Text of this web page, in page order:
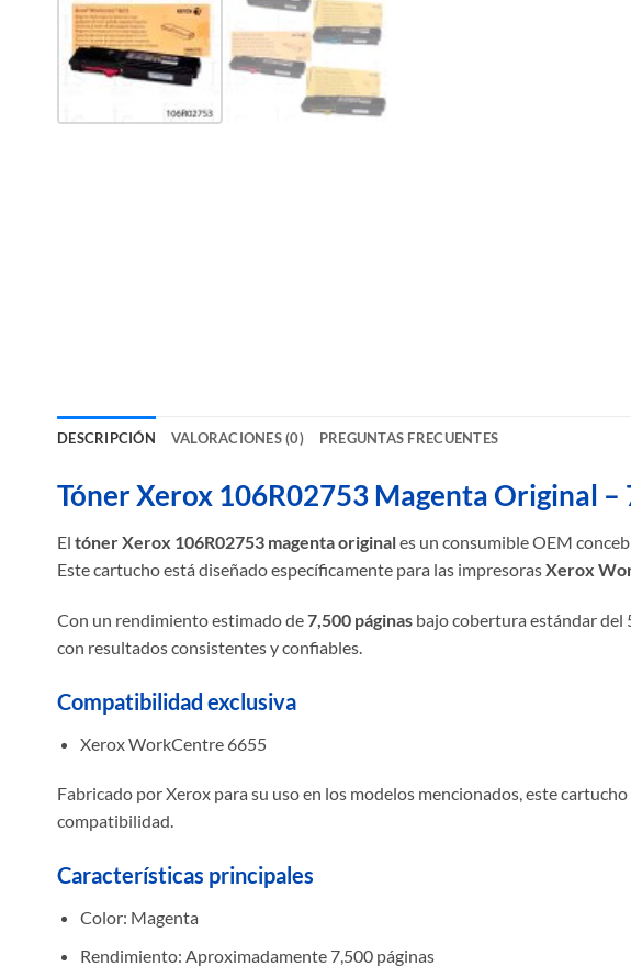
DESCRIPCIÓN VALORACIONES (0) PREGUNTAS FRECUENTES
Tóner Xerox 106R02753 Magenta Original –
El tóner Xerox 106R02753 magenta originales un consumible OEM
Este cartucho está diseñado específicamente para las impresorasXerox
Con un rendimiento estimado de7,500 páginas bajo cobertura estándar del
con resultados consistentes y confiables.
Compatibilidad exclusiva
Xerox WorkCentre 6655
Fabricado por Xerox para su uso en los modelos mencionados, este
compatibilidad.
Características principales
Color: Magenta
Rendimiento: Aproximadamente 7,500 páginas